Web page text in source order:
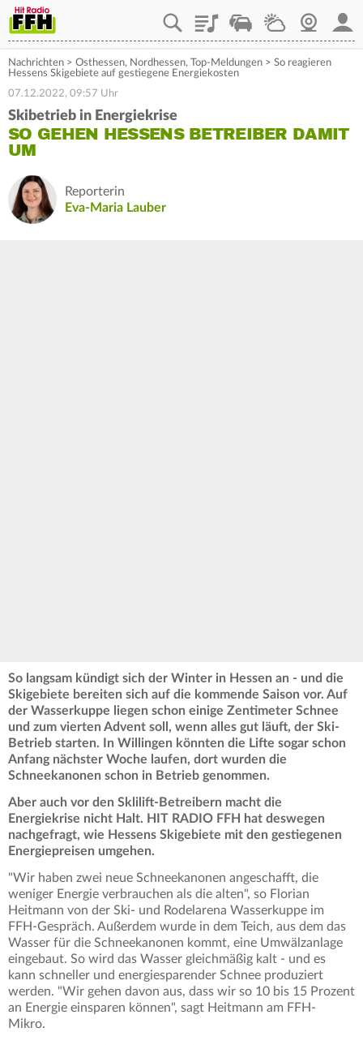
PlaylistStaupilotWetterWebcam
Nachrichten > Osthessen, Nordhessen, Top-Meldungen > So reagieren
Hessens Skigebiete auf gestiegene Energiekosten
07.12.2022, 09:57 Uhr
Skibetrieb in Energiekrise
SO GEHEN HESSENS BETREIBER DAMIT
UM
Reporterin
Eva-Maria Lauber
So langsam kündigt sich der Winter in Hessen an - und die
Skigebiete bereiten sich auf die kommende Saison vor. Auf
der Wasserkuppe liegen schon einige Zentimeter Schnee
und zum vierten Advent soll, wenn alles gut läuft, der Ski-
Betrieb starten. In Willingen könnten die Lifte sogar schon
Anfang nächster Woche laufen, dort wurden die
Schneekanonen schon in Betrieb genommen.
Aber auch vor den Sklilift-Betreibern macht die
Energiekrise nicht Halt. HIT RADIO FFH hat deswegen
nachgefragt, wie Hessens Skigebiete mit den gestiegenen
Energiepreisen umgehen.
"Wir haben zwei neue Schneekanonen angeschafft, die
weniger Energie verbrauchen als die alten", so Florian
Heitmann von der Ski- und Rodelarena Wasserkuppe im
FFH-Gespräch. Außerdem wurde in dem Teich, aus dem das
Wasser für die Schneekanonen kommt, eine Umwälzanlage
eingebaut. So wird das Wasser gleichmäßig kalt - und es
kann schneller und energiesparender Schnee produziert
werden. "Wir gehen davon aus, dass wir so 10 bis 15 Prozent
an Energie einsparen können", sagt Heitmann am FFH-
Mikro.